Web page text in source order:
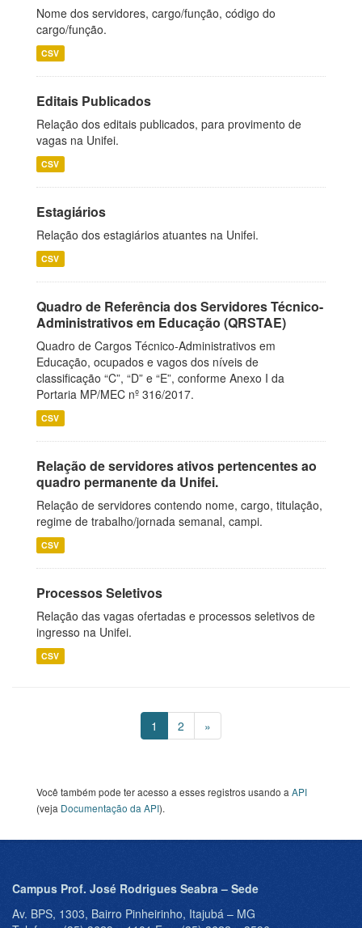
Nome dos servidores, cargo/função, código do
cargo/função.
CSV
Editais Publicados
Relação dos editais publicados, para provimento de
vagas na Unifei.
CSV
Estagiários
Relação dos estagiários atuantes na Unifei.
CSV
Quadro de Referência dos Servidores Técnico-
Administrativos em Educação (QRSTAE)
Quadro de Cargos Técnico-Administrativos em
Educação, ocupados e vagos dos níveis de
classificação “C”, “D” e “E”, conforme Anexo I da
Portaria MP/MEC nº 316/2017.
CSV
Relação de servidores ativos pertencentes ao
quadro permanente da Unifei.
Relação de servidores contendo nome, cargo, titulação,
regime de trabalho/jornada semanal, campi.
CSV
Processos Seletivos
Relação das vagas ofertadas e processos seletivos de
ingresso na Unifei.
CSV
1 2 »
Você também pode ter acesso a esses registros usando a API
(veja Documentação da API).
Campus Prof. José Rodrigues Seabra – Sede
Av. BPS, 1303, Bairro Pinheirinho, Itajubá – MG